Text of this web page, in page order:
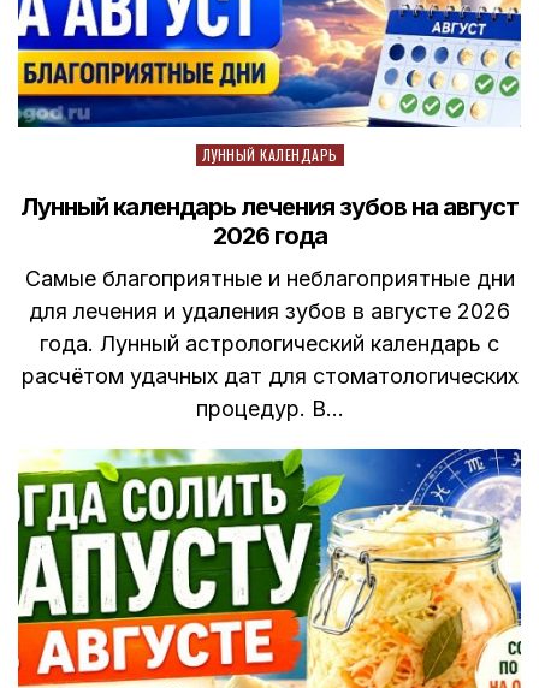
Posted
ЛУННЫЙ КАЛЕНДАРЬ
Лунный календарь лечения зубов на август
2026 года
Самые благоприятные и неблагоприятные дни
для лечения и удаления зубов в августе 2026
года. Лунный астрологический календарь с
расчётом удачных дат для стоматологических
процедур. В…